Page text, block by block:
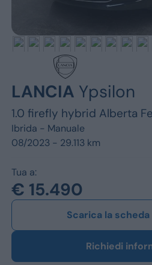
LANCIA Ypsilon
1.0 firefly hybrid Alberta
Ibrida - Manuale
08/2023 - 29.113 km
Tua a:
€ 15.490
Scarica la
Richiedi